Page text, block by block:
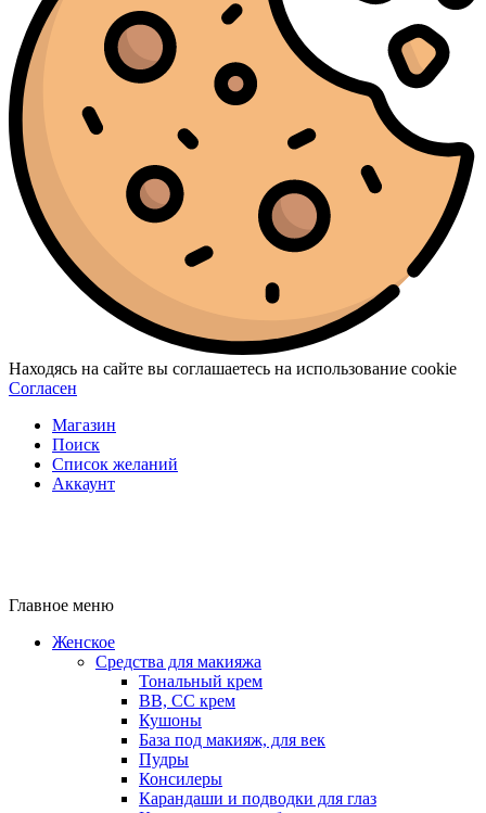
Находясь на сайте вы соглашаетесь на использование cookie
Согласен
Магазин
Поиск
Список желаний
Аккаунт
Главное меню
Женское
Средства для макияжа
Тональный крем
BB, CC крем
Кушоны
База под макияж, для век
Пудры
Консилеры
Карандаши и подводки для глаз